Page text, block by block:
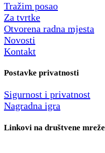
Tražim posao
Za tvrtke
Otvorena radna mjesta
Novosti
Kontakt
Postavke privatnosti
Sigurnost i privatnost
Nagradna igra
Linkovi na društvene mreže